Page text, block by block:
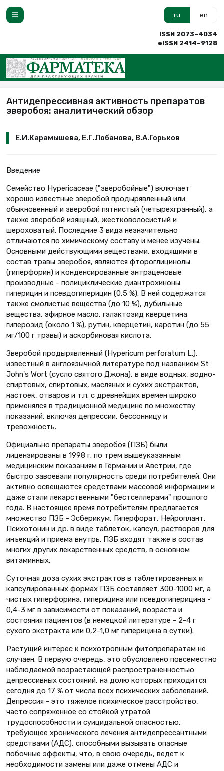
ru en
ISSN 2073–4034
eISSN 2414–9128
Антидепрессивная активность препаратов
зверобоя: аналитический обзор
Е.И.Карамышева, Е.Г.Лобанова, В.А.Горьков
Введение
Семейство Hypericaceae ("зверобойные") включает
хорошо известные зверобой продырявленный или
обыкновенный и зверобой пятнистый (четырехгранный), а
также зверобой изящный, жестковолосистый и
шероховатый. Последние 3 вида незначительно
отличаются по химическому составу и менее изучены.
Основными действующими веществами, входящими в
состав травы зверобоя, являются фтороглицинолы
(гиперфорин) и конденсированные антраценовые
производные - полициклические диантрохиноны
гиперицин и псевдогиперицин (0,5 %). В ней содержатся
также смолистые вещества (до 10 %), дубильные
вещества, эфирное масло, галактозид кверцетина
гиперозид (около 1 %), рутин, кверцетин, каротин (до 55
мг/100 г травы) и аскорбиновая кислота.
Зверобой продырявленный (Hypericum perforatum L.),
известный в англоязычной литературе под названием St
John's Wort (сусло святого Джона), в виде водных, водно-
спиртовых, спиртовых, масляных и сухих экстрактов,
настоек, отваров и т.п. с древнейших времен широко
применялся в традиционной медицине по множеству
показаний, включая депрессии, бессонницу и
тревожность.
Официально препараты зверобоя (ПЗБ) были
лицензированы в 1998 г. по трем вышеуказанным
медицинским показаниям в Германии и Австрии, где
быстро завоевали популярность среди потребителей. Они
активно освещаются средствами массовой информации и
даже стали лекарственными "бестселлерами" прошлого
года. В настоящее время потребителям предлагается
множество ПЗБ - Эсберикум, Гиперфорат, Нейроплант,
Психотонин и др. в виде таблеток, капсул, растворов для
инъекций и приема внутрь. ПЗБ входят также в состав
многих других лекарственных средств, в основном
витаминных.
Суточная доза сухих экстрактов в таблетированных и
капсулированных формах ПЗБ составляет 300-1000 мг, а
чистых гиперфорина, гиперицина или псевдогиперицина -
0,4-3 мг в зависимости от показаний, возраста и
состояния пациентов (в немецкой литературе - 2-4 г
сухого экстракта или 0,2-1,0 мг гиперицина в сутки).
Растущий интерес к психотропным фитопрепаратам не
случаен. В первую очередь, это обусловлено повсеместно
наблюдаемой возрастающей распространенностью
депрессивных состояний, на долю которых приходится
сегодня до 17 % от числа всех психических заболеваний.
Депрессия - это тяжелое психическое расстройство,
часто сопряженное со стойкой утратой
трудоспособности и суицидальной опасностью,
требующее хронического лечения антидепрессантными
средствами (АДС), способными вызывать опасные
побочные эффекты, что, в свою очередь, ведет к
необходимости замены или даже отмены АДС и